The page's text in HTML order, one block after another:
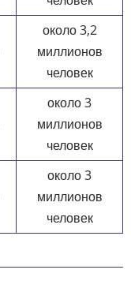
около 3,2
миллионов
человек
около 3
миллионов
человек
около 3
миллионов
человек